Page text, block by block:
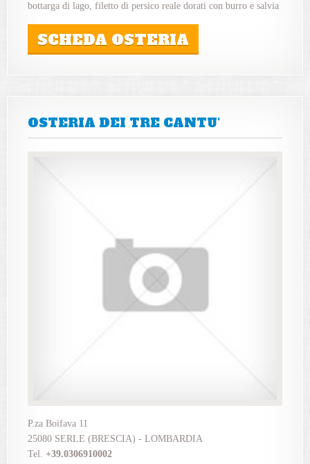
bottarga di lago, filetto di persico reale dorati con burro e salvia
SCHEDA OSTERIA
OSTERIA DEI TRE CANTU'
P.za Boifava 11
25080 SERLE (BRESCIA) - LOMBARDIA
Tel. +39.0306910002